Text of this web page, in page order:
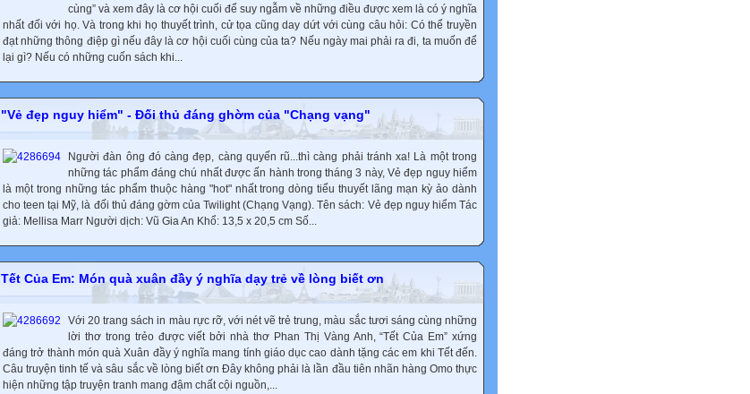
cùng” và xem đây là cơ hội cuối để suy ngẫm về những điều được xem là có ý nghĩa
nhất đối với họ. Và trong khi họ thuyết trình, cử tọa cũng day dứt với cùng câu hỏi: Có thể truyền
đạt những thông điệp gì nếu đây là cơ hội cuối cùng của ta? Nếu ngày mai phải ra đi, ta muốn để
lại gì? Nếu có những cuốn sách khi...
"Vẻ đẹp nguy hiểm" - Đối thủ đáng ghờm của "Chạng vạng"
Người đàn ông đó càng đẹp, càng quyến rũ...thì càng phải tránh xa! Là một trong
những tác phẩm đáng chú nhất được ấn hành trong tháng 3 này, Vẻ đẹp nguy hiểm
là một trong những tác phẩm thuộc hàng "hot" nhất trong dòng tiểu thuyết lãng mạn kỳ ảo dành
cho teen tại Mỹ, là đối thủ đáng gờm của Twilight (Chạng Vạng). Tên sách: Vẻ đẹp nguy hiểm Tác
giả: Mellisa Marr Người dịch: Vũ Gia An Khổ: 13,5 x 20,5 cm Số...
Tết Của Em: Món quà xuân đầy ý nghĩa dạy trẻ về lòng biết ơn
Với 20 trang sách in màu rực rỡ, với nét vẽ trẻ trung, màu sắc tươi sáng cùng những
lời thơ trong trẻo được viết bởi nhà thơ Phan Thị Vàng Anh, “Tết Của Em” xứng
đáng trở thành món quà Xuân đầy ý nghĩa mang tính giáo dục cao dành tặng các em khi Tết đến.
Câu truyện tinh tế và sâu sắc về lòng biết ơn Đây không phải là lần đầu tiên nhãn hàng Omo thực
hiện những tập truyện tranh mang đậm chất cội nguồn,...